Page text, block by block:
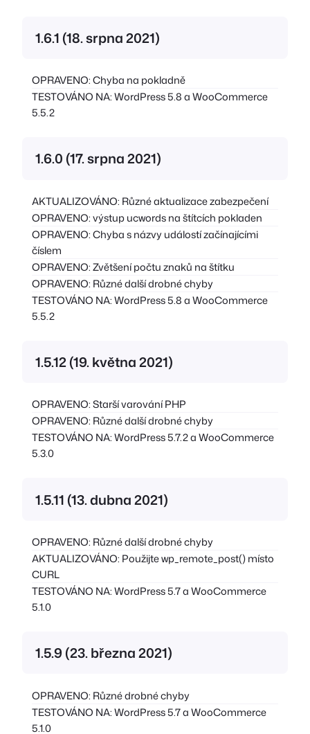
1.6.1 (18. srpna 2021)
OPRAVENO: Chyba na pokladně
TESTOVÁNO NA: WordPress 5.8 a WooCommerce
5.5.2
1.6.0 (17. srpna 2021)
AKTUALIZOVÁNO: Různé aktualizace zabezpečení
OPRAVENO: výstup ucwords na štítcích pokladen
OPRAVENO: Chyba s názvy událostí začínajícími
číslem
OPRAVENO: Zvětšení počtu znaků na štítku
OPRAVENO: Různé další drobné chyby
TESTOVÁNO NA: WordPress 5.8 a WooCommerce
5.5.2
1.5.12 (19. května 2021)
OPRAVENO: Starší varování PHP
OPRAVENO: Různé další drobné chyby
TESTOVÁNO NA: WordPress 5.7.2 a WooCommerce
5.3.0
1.5.11 (13. dubna 2021)
OPRAVENO: Různé další drobné chyby
AKTUALIZOVÁNO: Použijte wp_remote_post() místo
CURL
TESTOVÁNO NA: WordPress 5.7 a WooCommerce
5.1.0
1.5.9 (23. března 2021)
OPRAVENO: Různé drobné chyby
TESTOVÁNO NA: WordPress 5.7 a WooCommerce
5.1.0